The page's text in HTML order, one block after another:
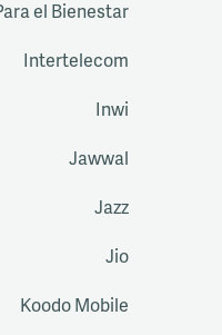
el Bienestar
Intertelecom
Inwi
Jawwal
Jazz
Jio
Koodo Mobile